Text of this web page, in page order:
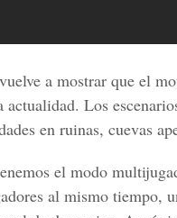
a mostrar que el
actualidad. Los
en ruinas, cuevas
el modo
al mismo tiempo,